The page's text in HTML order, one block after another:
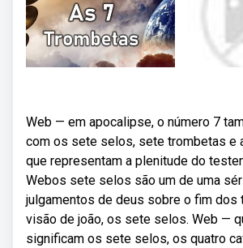
Web — em apocalipse, o número 7
com os sete selos, sete trombetas e
que representam a plenitude do
Webos sete selos são um de uma
julgamentos de deus sobre o fim dos
visão de joão, os sete selos. Web —
significam os sete selos, os quatro